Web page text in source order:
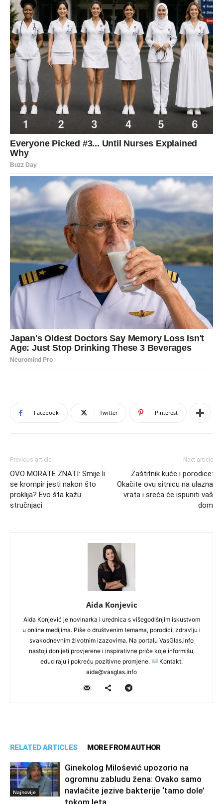
Facebook Twitter Pinterest
Previous article
OVO MORATE ZNATI: Smije li
se krompir jesti nakon što
proklija? Evo šta kažu
stručnjaci
Next article
Zaštitnik kuće i porodice:
Okačite ovu sitnicu na ulazna
vrata i sreća će ispuniti vaš
dom
Aida Konjevic
Aida Konjević je novinarka i urednica s višegodišnjim iskustvom
u online medijima. Piše o društvenim temama, porodici, zdravlju i
svakodnevnim životnim izazovima. Na portalu VasGlas.info
nastoji donijeti provjerene i inspirativne priče koje informišu,
educiraju i pokreću pozitivne promjene.
Kontakt:
aida@vasglas.info
RELATED ARTICLES MORE FROM AUTHOR
Najnovije
Ginekolog Milošević upozorio na
ogromnu zabludu žena: Ovako samo
navlačite jezive bakterije ‘tamo dole’